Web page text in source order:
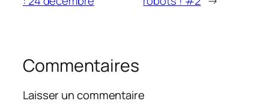
Commentaires
Laisser un commentaire